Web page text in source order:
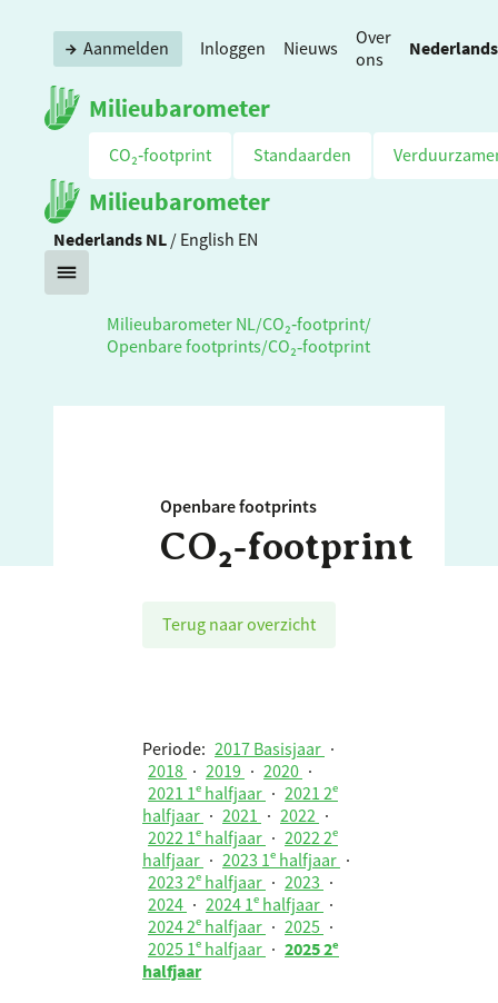
Milieubarometer
Aanmelden Inloggen Nieuws
Over
ons
Nederlands
CO₂‑footprint Standaarden
Milieubarometer
Nederlands NL / English EN
Milieubarometer NL /CO₂‑footprint/
Openbare footprints/CO₂‑footprint
Openbare footprints
CO₂‑footprint
Terug naar overzicht
Periode: 2017 Basisjaar ·
2018 · 2019 · 2020 ·
2021 1ᵉ halfjaar · 2021 2ᵉ
halfjaar · 2021 · 2022 ·
2022 1ᵉ halfjaar · 2022 2ᵉ
halfjaar · 2023 1ᵉ halfjaar ·
2023 2ᵉ halfjaar · 2023 ·
2024 · 2024 1ᵉ halfjaar ·
2024 2ᵉ halfjaar · 2025 ·
2025 1ᵉ halfjaar · 2025 2ᵉ
halfjaar